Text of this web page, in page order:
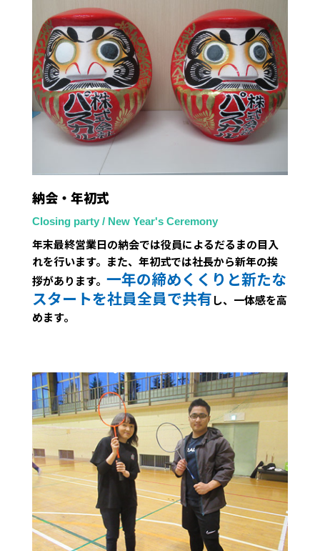
納会・年初式
Closing party / New Year's Ceremony
年末最終営業日の納会では役員によるだるまの目入
れを行います。また、年初式では社長から新年の挨
拶があります。 一年の締めくくりと新たな
スタートを社員全員で共有し、一体感を高
めます。